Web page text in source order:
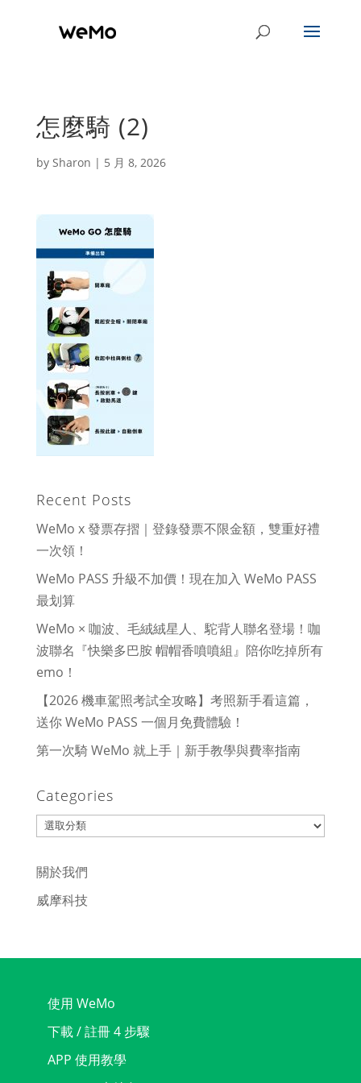
怎麼騎 (2)
by Sharon | 5 月 8, 2026
Recent Posts
WeMo x 發票存摺｜登錄發票不限金額，雙重好禮
一次領！
WeMo PASS 升級不加價！現在加入 WeMo PASS
最划算
WeMo × 咖波、毛絨絨星人、駝背人聯名登場！咖
波聯名『快樂多巴胺 帽帽香噴噴組』陪你吃掉所有
emo！
【2026 機車駕照考試全攻略】考照新手看這篇，
送你 WeMo PASS 一個月免費體驗！
第一次騎 WeMo 就上手｜新手教學與費率指南
Categories
Categories
關於我們
威摩科技
使用 WeMo
下載 / 註冊 4 步驟
APP 使用教學